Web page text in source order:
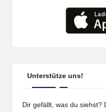
Unterstütze uns!
Dir gefällt, was du siehst?